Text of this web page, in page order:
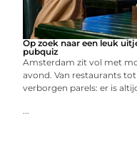
Op zoek naar een leuk
pubquiz
Amsterdam zit vol met
avond. Van restaurants
verborgen parels: er is
...